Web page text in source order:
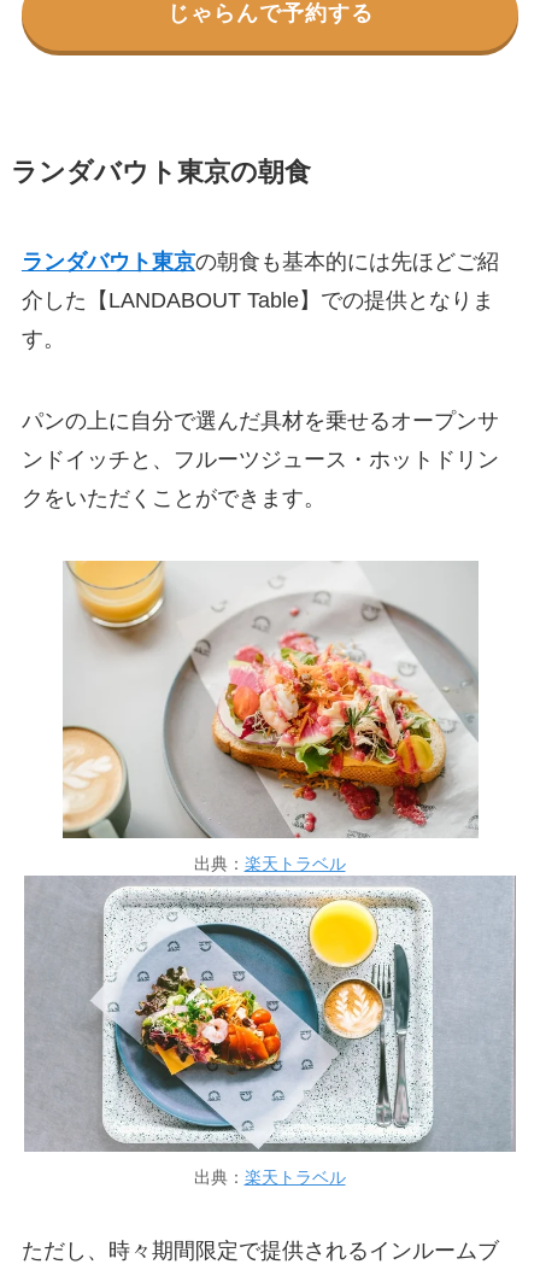
じゃらんで予約する
ランダバウト東京の朝食
ランダバウト東京の朝食も基本的には先ほどご紹
介した【LANDABOUT Table】での提供となりま
す。
パンの上に自分で選んだ具材を乗せるオープンサ
ンドイッチと、フルーツジュース・ホットドリン
クをいただくことができます。
出典： 楽天トラベル
出典： 楽天トラベル
ただし、時々期間限定で提供される インルームブ